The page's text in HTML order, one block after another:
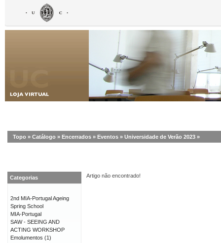
Topo » Catálogo » Encerrados » Eventos » Universidade de Verão 2023 »
Artigo não encontrado!
Categorias
2nd MIA-Portugal Ageing
Spring School
MIA-Portugal
SAW - SEEING AND
ACTING WORKSHOP
Emolumentos (1)